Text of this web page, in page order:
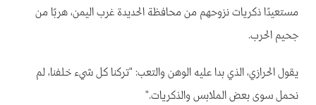
مستعيدًا ذكريات نزوحهم من محافظة الحديدة غرب اليمن، هربًا من
جحيم الحرب.
يقول الحرازي، الذي بدا عليه الوهن والتعب: "تركنا كل شيء خلفنا، لم
نحمل سوى بعض الملابس والذكريات."